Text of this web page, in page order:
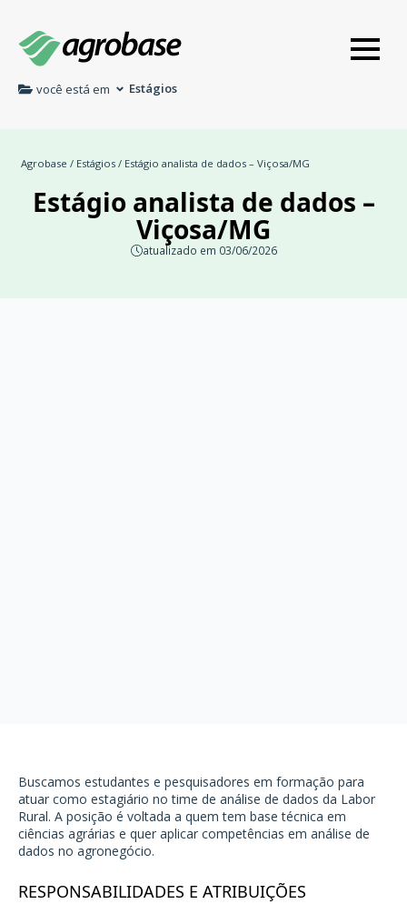
você está em Estágios
Agrobase / Estágios / Estágio analista de dados – Viçosa/MG
Estágio analista de dados –
Viçosa/MG
atualizado em 03/06/2026
Buscamos estudantes e pesquisadores em formação para
atuar como estagiário no time de análise de dados da Labor
Rural. A posição é voltada a quem tem base técnica em
ciências agrárias e quer aplicar competências em análise de
dados no agronegócio.
RESPONSABILIDADES E ATRIBUIÇÕES